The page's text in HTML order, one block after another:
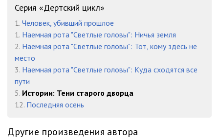
Серия «Дертский цикл»
1. Человек, убивший прошлое
1. Наемная рота "Светлые головы": Ничья земля
2. Наемная рота "Светлые головы": Тот, кому здесь не
место
3. Наемная рота "Светлые головы": Куда сходятся все
пути
5. Истории: Тени старого дворца
12. Последняя осень
Другие произведения автора